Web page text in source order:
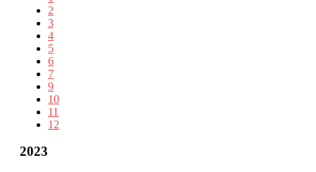
2
3
4
5
6
7
9
10
11
12
2023